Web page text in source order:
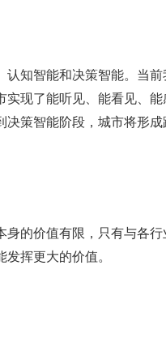
知智能和决策智能。当
现了能听见、能看见、
策智能阶段，城市将形
的价值有限，只有与各
挥更大的价值。